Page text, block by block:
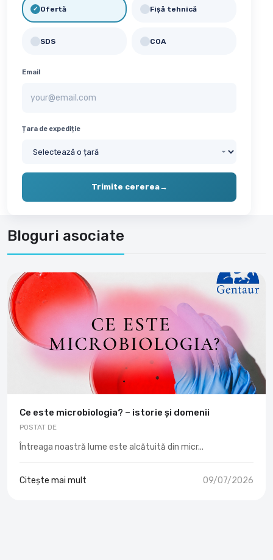
✓ Ofertă Fișă tehnică
SDS COA
Email
Țara de expediție
Trimite cererea→
Bloguri asociate
Ce este microbiologia? – istorie și domenii
POSTAT DE
Întreaga noastră lume este alcătuită din micr...
Citește mai mult 09/07/2026